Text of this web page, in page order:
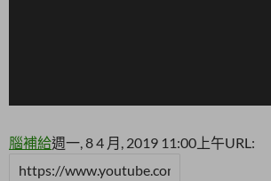
腦補給週一, 8 4 月, 2019 11:00上午URL: